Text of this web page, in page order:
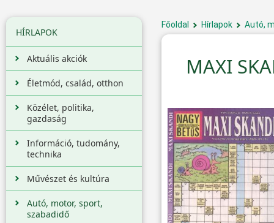
HÍRLAPOK
Aktuális akciók
Életmód, család, otthon
Közélet, politika,
gazdaság
Információ, tudomány,
technika
Művészet és kultúra
Autó, motor, sport,
szabadidő
Főoldal Hírlapok Autó,
MAXI